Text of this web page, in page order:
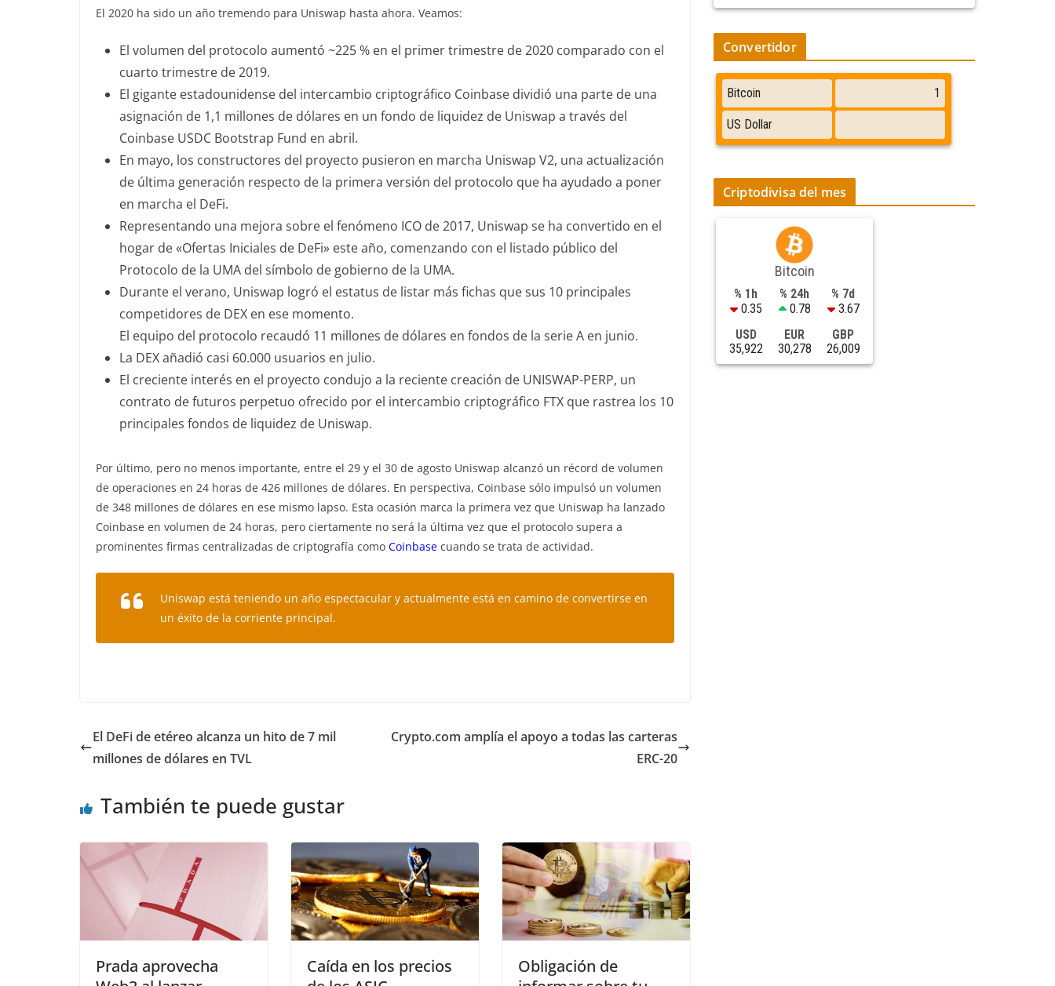
El 2020 ha sido un año tremendo para Uniswap hasta ahora. Veamos:
El volumen del protocolo aumentó ~225 % en el primer trimestre de 2020 comparado con el
cuarto trimestre de 2019.
El gigante estadounidense del intercambio criptográfico Coinbase dividió una parte de una
asignación de 1,1 millones de dólares en un fondo de liquidez de Uniswap a través del
Coinbase USDC Bootstrap Fund en abril.
En mayo, los constructores del proyecto pusieron en marcha Uniswap V2, una actualización
de última generación respecto de la primera versión del protocolo que ha ayudado a poner
en marcha el DeFi.
Representando una mejora sobre el fenómeno ICO de 2017, Uniswap se ha convertido en el
hogar de «Ofertas Iniciales de DeFi» este año, comenzando con el listado público del
Protocolo de la UMA del símbolo de gobierno de la UMA.
Durante el verano, Uniswap logró el estatus de listar más fichas que sus 10 principales
competidores de DEX en ese momento.
El equipo del protocolo recaudó 11 millones de dólares en fondos de la serie A en junio.
La DEX añadió casi 60.000 usuarios en julio.
El creciente interés en el proyecto condujo a la reciente creación de UNISWAP-PERP, un
contrato de futuros perpetuo ofrecido por el intercambio criptográfico FTX que rastrea los 10
principales fondos de liquidez de Uniswap.
Por último, pero no menos importante, entre el 29 y el 30 de agosto Uniswap alcanzó un récord de volumen
de operaciones en 24 horas de 426 millones de dólares. En perspectiva, Coinbase sólo impulsó un volumen
de 348 millones de dólares en ese mismo lapso. Esta ocasión marca la primera vez que Uniswap ha lanzado
Coinbase en volumen de 24 horas, pero ciertamente no será la última vez que el protocolo supera a
prominentes firmas centralizadas de criptografía como Coinbase cuando se trata de actividad.
Uniswap está teniendo un año espectacular y actualmente está en camino de convertirse en
un éxito de la corriente principal.
El DeFi de etéreo alcanza un hito de 7 mil
millones de dólares en TVL
Crypto.com amplía el apoyo a todas las carteras
ERC-20
También te puede gustar
Prada aprovecha
Caída en los precios
Obligación de
Convertidor
Criptodivisa del mes
Bitcoin
% 1h
0.35
% 24h
0.78
% 7d
3.67
USD
35,922
EUR
30,278
GBP
26,009